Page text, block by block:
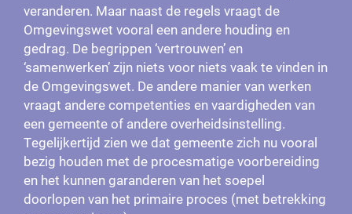
veranderen. Maar naast de regels vraagt de
Omgevingswet vooral een andere houding en
gedrag. De begrippen ‘vertrouwen’ en
‘samenwerken’ zijn niets voor niets vaak te vinden in
de Omgevingswet. De andere manier van werken
vraagt andere competenties en vaardigheden van
een gemeente of andere overheidsinstelling.
Tegelijkertijd zien we dat gemeente zich nu vooral
bezig houden met de procesmatige voorbereiding
en het kunnen garanderen van het soepel
doorlopen van het primaire proces (met betrekking